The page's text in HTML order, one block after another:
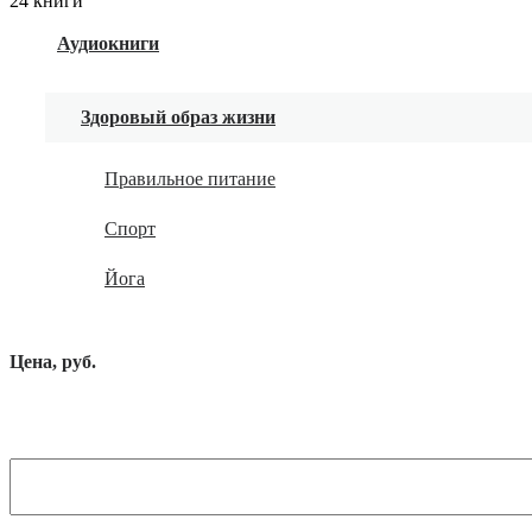
Аудиокниги
Здоровый образ жизни
Правильное питание
Спорт
Йога
Цена, руб.